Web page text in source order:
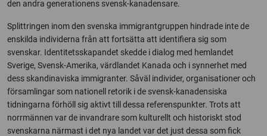
den andra generationens svensk-kanadensare.
Splittringen inom den svenska immigrantgruppen hindrade inte de
enskilda individerna från att fortsätta att identifiera sig som
svenskar. Identitetsskapandet skedde i dialog med hemlandet
Sverige, Svensk-Amerika, värdlandet Kanada och i synnerhet med
dess skandinaviska immigranter. Såväl individer, organisationer och
församlingar som nationell retorik i de svensk-kanadensiska
tidningarna förhöll sig aktivt till dessa referenspunkter. Trots att
norrmännen var de invandrare som kulturellt och historiskt stod
svenskarna närmast i det nya landet var det just dessa som fick